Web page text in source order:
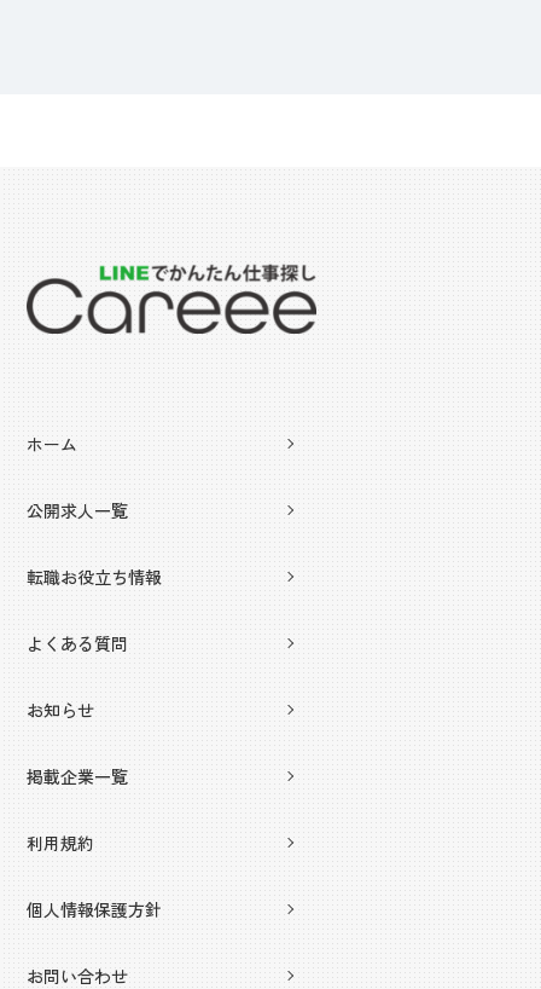
ホーム
公開求人一覧
転職お役立ち情報
よくある質問
お知らせ
掲載企業一覧
利用規約
個人情報保護方針
お問い合わせ